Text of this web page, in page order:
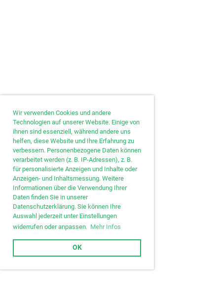
Wir verwenden Cookies und andere
Technologien auf unserer Website. Einige von
ihnen sind essenziell, während andere uns
helfen, diese Website und Ihre Erfahrung zu
verbessern. Personenbezogene Daten können
verarbeitet werden (z. B. IP-Adressen), z. B.
für personalisierte Anzeigen und Inhalte oder
Anzeigen- und Inhaltsmessung. Weitere
Informationen über die Verwendung Ihrer
Daten finden Sie in unserer
Datenschutzerklärung. Sie können Ihre
Auswahl jederzeit unter Einstellungen
widerrufen oder anpassen. Mehr Infos
OK